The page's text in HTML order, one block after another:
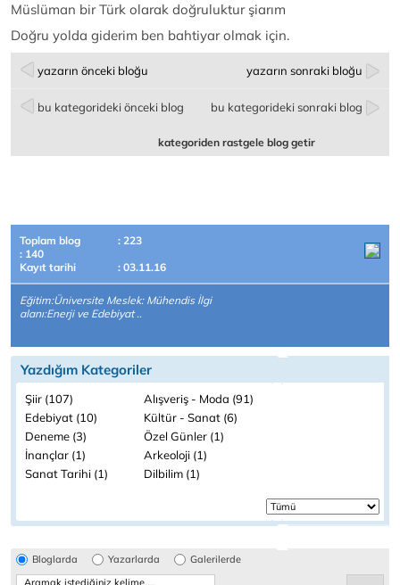
Müslüman bir Türk olarak doğruluktur şiarım
Doğru yolda giderim ben bahtiyar olmak için.
yazarın önceki bloğu yazarın sonraki bloğu
bu kategorideki önceki blog bu kategorideki sonraki blog
kategoriden rastgele blog getir
Toplam blog
: 223
: 140
Kayıt tarihi
: 03.11.16
Eğitim:Üniversite Meslek: Mühendis İlgi
alanı:Enerji ve Edebiyat ..
Yazdığım Kategoriler
Şiir (107)
Alışveriş - Moda (91)
Edebiyat (10)
Kültür - Sanat (6)
Deneme (3)
Özel Günler (1)
İnançlar (1)
Arkeoloji (1)
Sanat Tarihi (1)
Dilbilim (1)
Bloglarda Yazarlarda Galerilerde